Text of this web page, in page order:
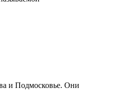
и Подмосковье. Они